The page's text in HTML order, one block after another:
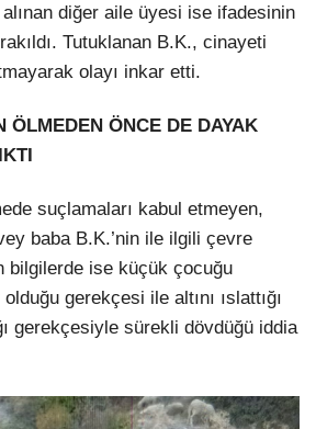
alınan diğer aile üyesi ise ifadesinin
Tutuklanan B.K., cinayeti
olayı inkar etti.
ÖLMEDEN ÖNCE DE DAYAK
suçlamaları kabul etmeyen,
baba B.K.’nin ile ilgili çevre
bilgilerde ise küçük çocuğu
gerekçesi ile altını ıslattığı
gerekçesiyle sürekli dövdüğü iddia